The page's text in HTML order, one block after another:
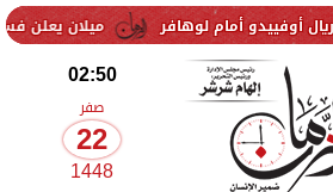
ميلان يعلن فسخ عقد أمام لوهافر
02:50
صفر
22
1448